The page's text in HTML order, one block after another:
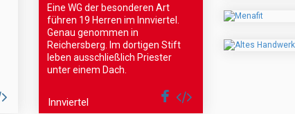
Eine WG der besonderen Art
führen 19 Herren im Innviertel.
Genau genommen in
Reichersberg. Im dortigen Stift
leben ausschließlich Priester
unter einem Dach.
Innviertel